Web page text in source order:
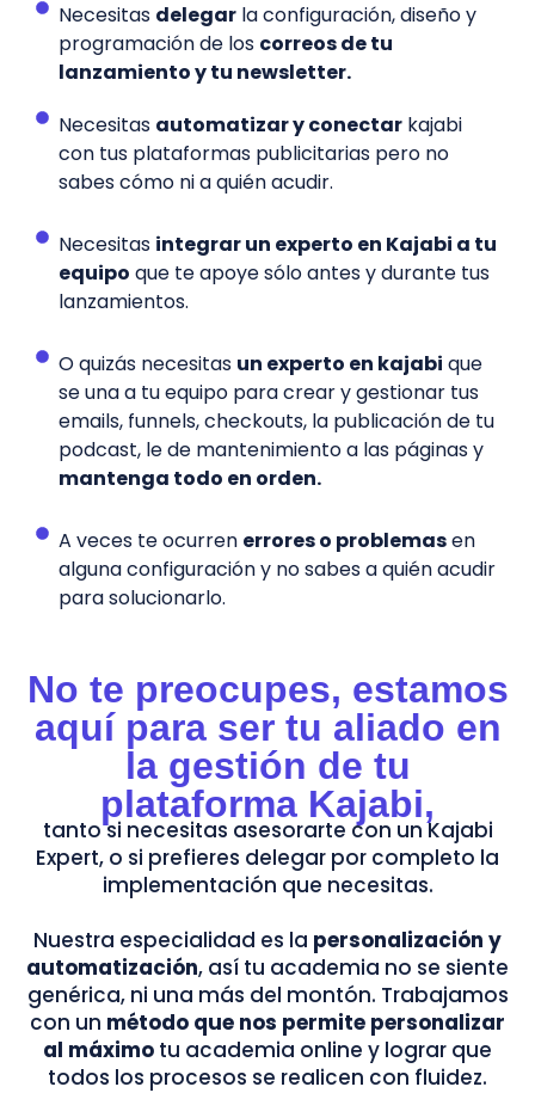
Necesitas delegarla configuración, diseño y
programación de los correos de tu
lanzamiento y tu newsletter.
Necesitas automatizar y conectarkajabi
con tus plataformas publicitarias pero no
sabes cómo ni a quién acudir.
Necesitas integrar un experto en Kajabi a tu
equipo que te apoye sólo antes y durante tus
lanzamientos.
O quizás necesitas un experto en kajabi que
se una a tu equipo para crear y gestionar tus
emails, funnels, checkouts, la publicación de tu
podcast, le de mantenimiento a las páginas y
mantenga todo en orden.
A veces te ocurren errores o problemasen
alguna configuración y no sabes a quién acudir
para solucionarlo.
No te preocupes, estamos
aquí para ser tu aliado en
la gestión de tu
plataforma Kajabi,
tanto si necesitas asesorarte con un Kajabi
Expert, o si prefieres delegar por completo la
implementación que necesitas.
Nuestra especialidad es la personalización y
automatización, así tu academia no se siente
genérica, ni una más del montón. Trabajamos
con un método que nos permite personalizar
al máximo tu academia online y lograr que
todos los procesos se realicen con fluidez.